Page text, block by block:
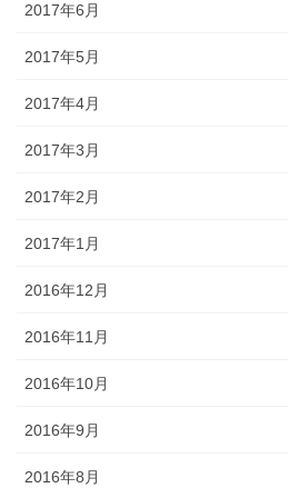
2017年6月
2017年5月
2017年4月
2017年3月
2017年2月
2017年1月
2016年12月
2016年11月
2016年10月
2016年9月
2016年8月